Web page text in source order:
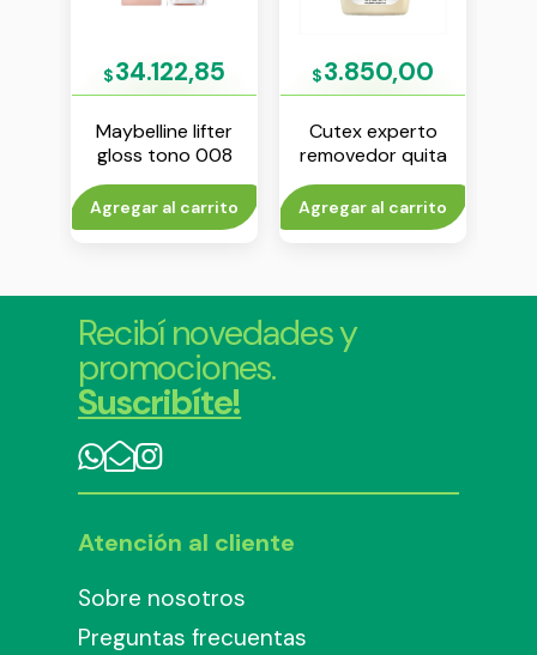
$34.122,85
Maybelline lifter
gloss tono 008
Agregar al carrito
$3.850,00
Cutex experto
removedor quita
esmalte x 100 ml
Agregar al carrito
Recibí novedades y
promociones.
Suscribíte!
Atención al cliente
Sobre nosotros
Preguntas frecuentas